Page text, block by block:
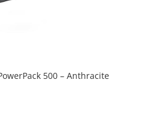
500 – Anthracite